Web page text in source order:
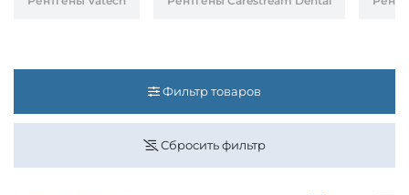
Фильтр товаров
Сбросить фильтр